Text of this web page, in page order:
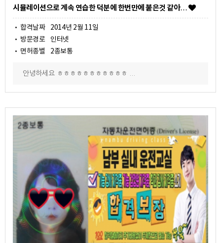
시뮬레이션으로 계속 연습한 덕분에 한번만에 붙은것 같아…
합격날짜 2014년 2월 11일
방문경로 인터넷
면허종별 2종보통
안녕하세요 ㅎㅎㅎㅎㅎㅎㅎㅎㅎㅎㅎ ...